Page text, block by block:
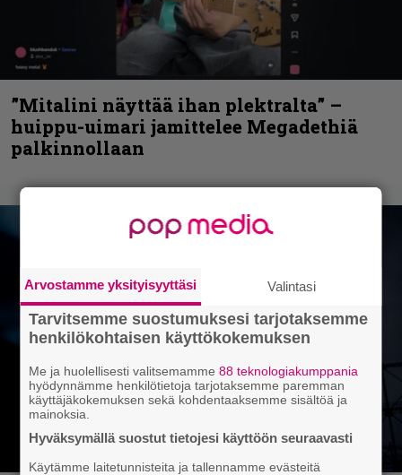
”Mitalini näyttää ihan plektralta” –
huippu-uimari jamittelee Megadethiä
palkinnollaan
Arvostamme yksityisyyttäsi Valintasi
Tarvitsemme suostumuksesi tarjotaksemme
henkilökohtaisen käyttökokemuksen
Me ja huolellisesti valitsemamme88 teknologiakumppania
hyödynnämme henkilötietoja tarjotaksemme paremman
käyttäjäkokemuksen sekä kohdentaaksemme sisältöä ja
mainoksia.
Hyväksymällä suostut tietojesi käyttöön seuraavasti
Käytämme laitetunnisteita ja tallennamme evästeitä